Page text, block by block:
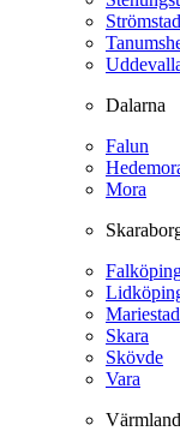
Strömstad
Dalarna
Falun
Mora
Mariestad
Skara
Skövde
Vara
Värmland